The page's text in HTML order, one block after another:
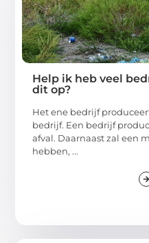
Help ik heb veel
dit op?
Het ene bedrijf
bedrijf. Een bedrijf
afval. Daarnaast zal een
hebben, ...